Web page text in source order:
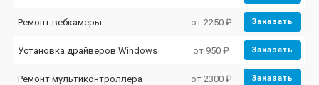
Ремонт вебкамеры от 2250 ₽ Заказать
Установка драйверов Windows от 950 ₽ Заказать
Ремонт мультиконтроллера от 2300 ₽ Заказать